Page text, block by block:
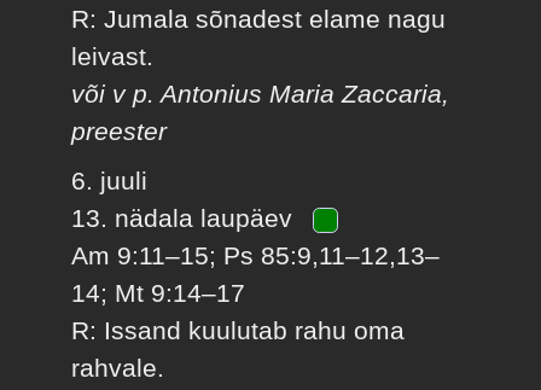
R: Jumala sõnadest elame nagu
leivast.
või v p. Antonius Maria Zaccaria,
preester
6. juuli
13. nädala laupäev
Am 9:11–15; Ps 85:9,11–12,13–
14; Mt 9:14–17
R: Issand kuulutab rahu oma
rahvale.